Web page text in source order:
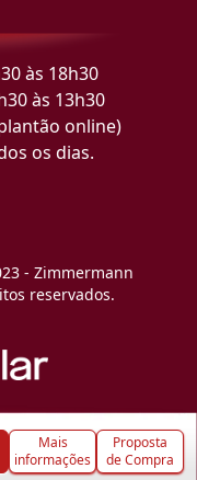
Mais
informações
Proposta
de Compra
às 18h30
às 13h30
online)
os dias.
- Zimmermann
reservados.